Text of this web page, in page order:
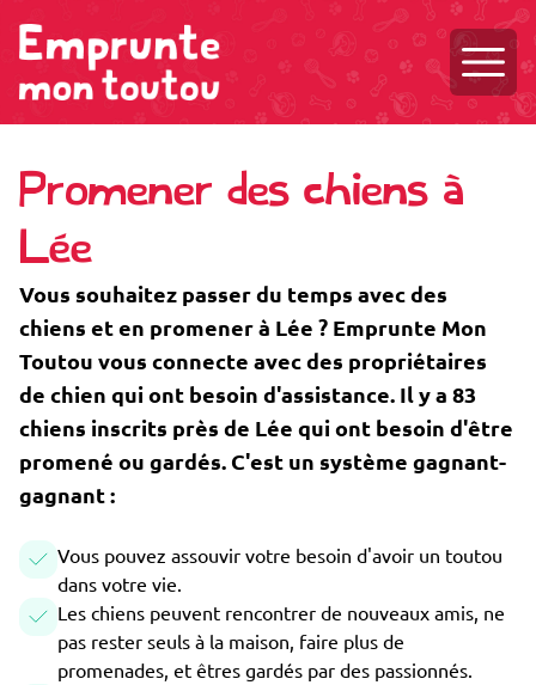
Promener des chiens à
Lée
Vous souhaitez passer du temps avec des
chiens et en promener à Lée ? Emprunte Mon
Toutou vous connecte avec des propriétaires
de chien qui ont besoin d'assistance. Il y a 83
chiens inscrits près de Lée qui ont besoin d'être
promené ou gardés. C'est un système gagnant-
gagnant :
Vous pouvez assouvir votre besoin d'avoir un toutou
dans votre vie.
Les chiens peuvent rencontrer de nouveaux amis, ne
pas rester seuls à la maison, faire plus de
promenades, et êtres gardés par des passionnés.